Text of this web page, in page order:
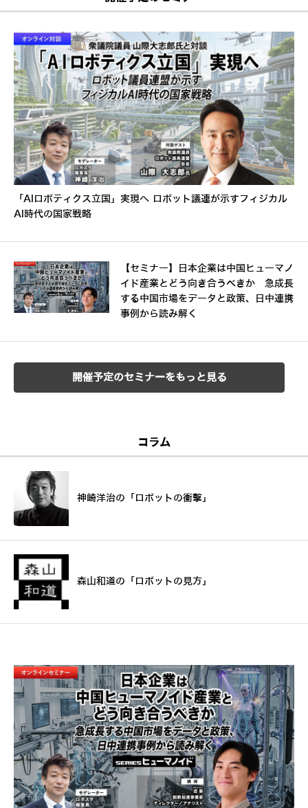
「AIロボティクス立国」実現へ ロボット議連が示すフィジカル
AI時代の国家戦略
【セミナー】日本企業は中国ヒューマノ
イド産業とどう向き合うべきか 急成長
する中国市場をデータと政策、日中連携
事例から読み解く
開催予定のセミナーをもっと見る
コラム
神崎洋治の「ロボットの衝撃」
森山和道の「ロボットの見方」